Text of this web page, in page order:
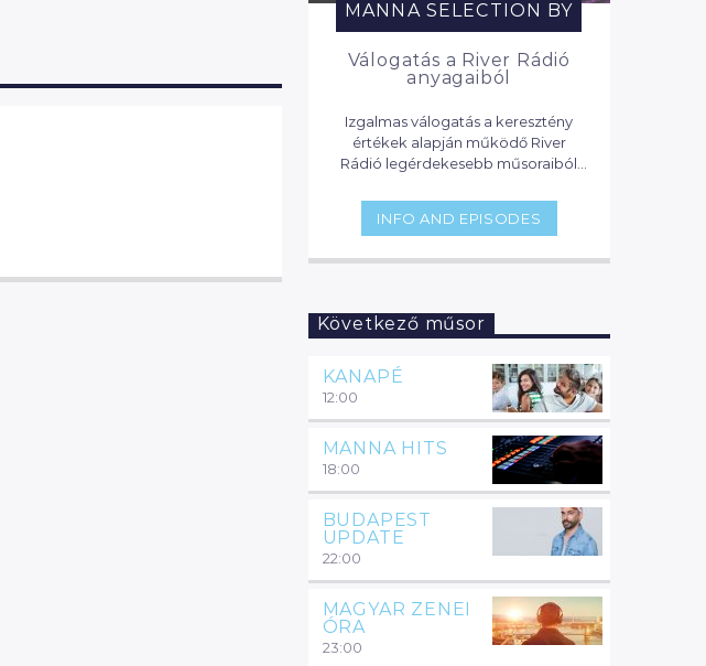
MANNA SELECTION BY
Válogatás a River Rádió
anyagaiból
Izgalmas válogatás a keresztény
értékek alapján működő River
Rádió legérdekesebb műsoraiból
INFO AND EPISODES
Következő műsor
KANAPÉ
12:00
MANNA HITS
18:00
BUDAPEST
UPDATE
22:00
MAGYAR ZENEI
ÓRA
23:00